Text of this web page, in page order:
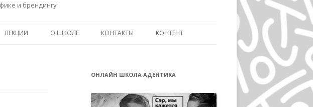
и брендингу
ЛЕКЦИИ
ДИЗАЙНЕРОВ И РЕКЛАМИСТОВ»
О ШКОЛЕ
ОБУЧЕНИЕ ДИЗАЙНУ И
КОНТАКТЫ КОНТЕНТ
ЭВОЛЮЦИЯ АЙДЕНТИКИ
ДЭВИД КАРСОН
ОНЛАЙН ШКОЛА АДЕНТИКА